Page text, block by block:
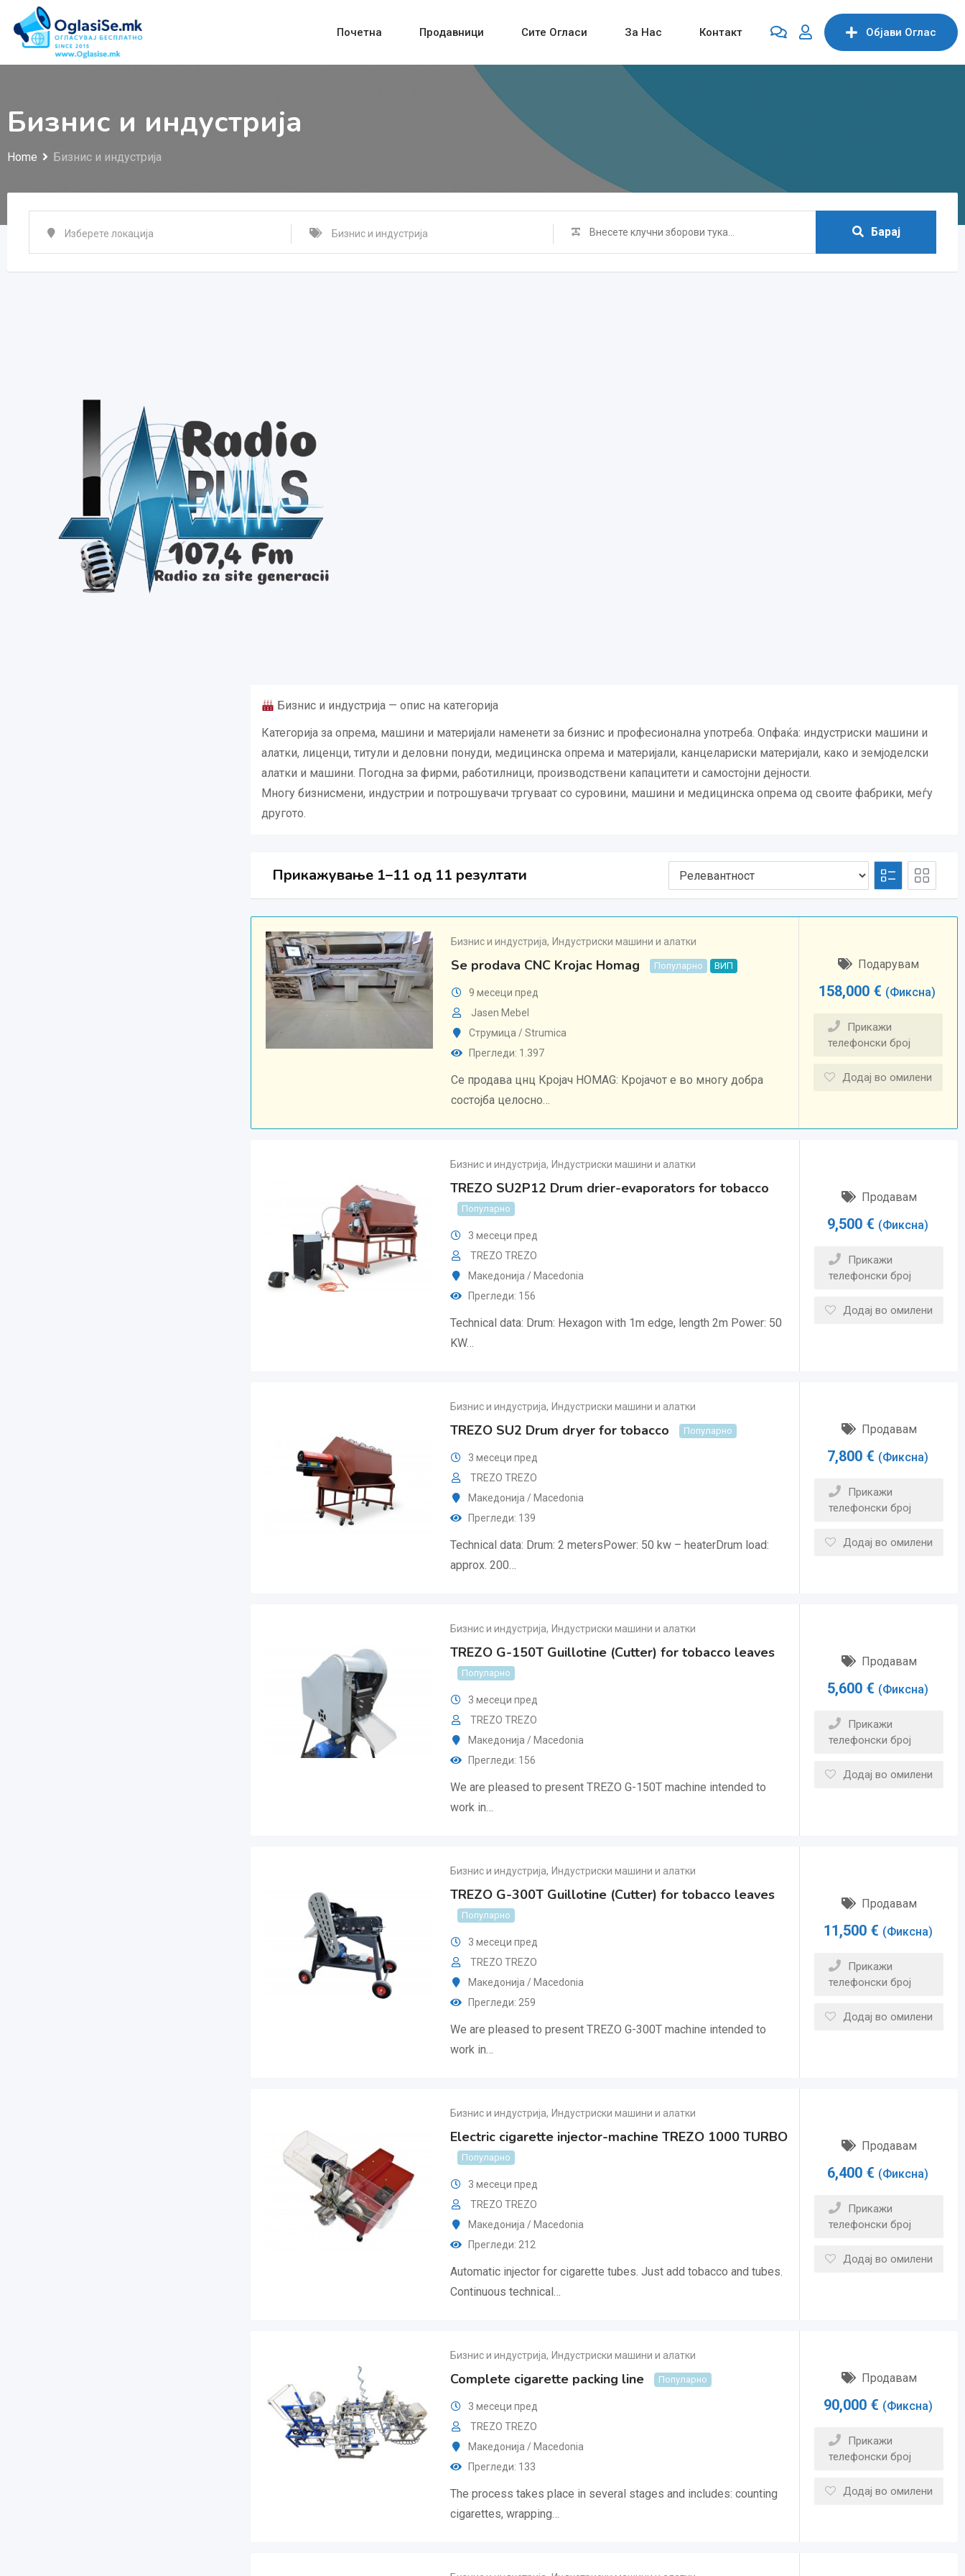
content
Објави Oглас
Почетна Продавници Сите Огласи За Нас Контакт
Бизнис и индустрија
Home Бизнис и индустрија
Барај
Бизнис и индустрија — опис на категорија
Категорија за опрема, машини и материјали наменети за бизнис и професионална употреба. Опфаќа: индустриски машини и
алатки, лиценци, титули и деловни понуди, медицинска опрема и материјали, канцелариски материјали, како и земјоделски
алатки и машини. Погодна за фирми, работилници, производствени капацитети и самостојни дејности.
Многу бизнисмени, индустрии и потрошувачи тргуваат со суровини, машини и медицинска опрема од своите фабрики, меѓу
другото.
Прикажување 1–11 од 11 резултати
Бизнис и индустрија, Индустриски машини и алатки
Se prodava CNC Krojac Homag Популарно ВИП
9 месеци пред
Jasen Mebel
Струмица / Strumica
Прегледи: 1.397
Се продава цнц Кројач HOMAG: Кројачот е во многу добра
состојба целосно…
Подарувам
158,000 € (Фиксна)
Прикажи
телефонски број
Додај во омилени
Бизнис и индустрија, Индустриски машини и алатки
TREZO SU2P12 Drum drier-evaporators for tobacco
Популарно
3 месеци пред
TREZO TREZO
Македонија / Macedonia
Прегледи: 156
Technical data: Drum: Hexagon with 1m edge, length 2m Power: 50
KW…
Продавам
9,500 € (Фиксна)
Прикажи
телефонски број
Додај во омилени
Бизнис и индустрија, Индустриски машини и алатки
TREZO SU2 Drum dryer for tobacco Популарно
3 месеци пред
TREZO TREZO
Македонија / Macedonia
Прегледи: 139
Technical data: Drum: 2 metersPower: 50 kw – heaterDrum load:
approx. 200…
Продавам
7,800 € (Фиксна)
Прикажи
телефонски број
Додај во омилени
Бизнис и индустрија, Индустриски машини и алатки
TREZO G-150T Guillotine (Cutter) for tobacco leaves
Популарно
3 месеци пред
TREZO TREZO
Македонија / Macedonia
Прегледи: 156
We are pleased to present TREZO G-150T machine intended to
work in…
Продавам
5,600 € (Фиксна)
Прикажи
телефонски број
Додај во омилени
Бизнис и индустрија, Индустриски машини и алатки
TREZO G-300T Guillotine (Cutter) for tobacco leaves
Популарно
3 месеци пред
TREZO TREZO
Македонија / Macedonia
Прегледи: 259
We are pleased to present TREZO G-300T machine intended to
work in…
Продавам
11,500 € (Фиксна)
Прикажи
телефонски број
Додај во омилени
Бизнис и индустрија, Индустриски машини и алатки
Electric cigarette injector-machine TREZO 1000 TURBO
Популарно
3 месеци пред
TREZO TREZO
Македонија / Macedonia
Прегледи: 212
Automatic injector for cigarette tubes. Just add tobacco and tubes.
Continuous technical…
Продавам
6,400 € (Фиксна)
Прикажи
телефонски број
Додај во омилени
Бизнис и индустрија, Индустриски машини и алатки
Complete cigarette packing line Популарно
3 месеци пред
TREZO TREZO
Македонија / Macedonia
Прегледи: 133
The process takes place in several stages and includes: counting
cigarettes, wrapping…
Продавам
90,000 € (Фиксна)
Прикажи
телефонски број
Додај во омилени